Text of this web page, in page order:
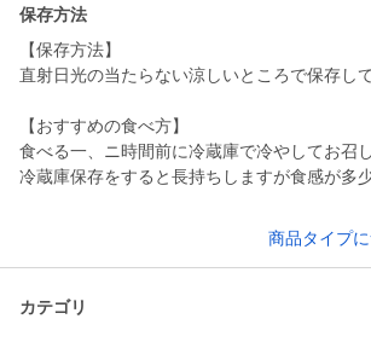
保存方法
【保存方法】
直射日光の当たらない涼しいところで保存し
【おすすめの食べ方】
食べる一、ニ時間前に冷蔵庫で冷やしてお召
冷蔵庫保存をすると長持ちしますが食感が多
商品タイプ
カテゴリ